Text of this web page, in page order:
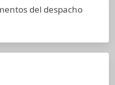
del despacho